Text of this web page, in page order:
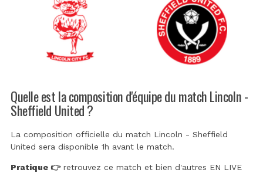
Quelle est la composition d'équipe du match Lincoln -
Sheffield United ?
La composition officielle du match Lincoln - Sheffield
United sera disponible 1h avant le match.
Pratique 👉retrouvez ce match et bien d'autres EN LIVE